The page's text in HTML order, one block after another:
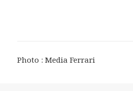
Photo : Media Ferrari